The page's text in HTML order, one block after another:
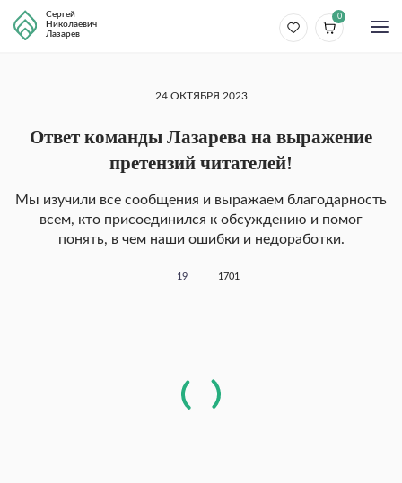
Сергей
Николаевич
Лазарев
0
24 ОКТЯБРЯ 2023
Ответ команды Лазарева на выражение
претензий читателей!
Мы изучили все сообщения и выражаем благодарность
всем, кто присоединился к обсуждению и помог
понять, в чем наши ошибки и недоработки.
19 1701